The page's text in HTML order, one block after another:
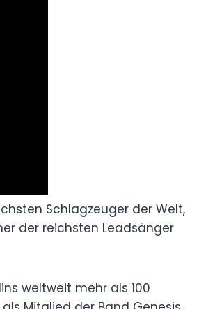
Schlagzeuger der Welt,
der reichsten Leadsänger
weltweit mehr als 100